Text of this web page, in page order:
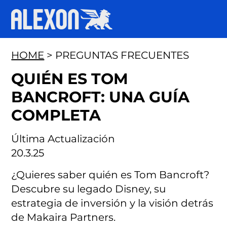
Última Actualización
20.3.25
HOME > PREGUNTAS FRECUENTES
QUIÉN ES TOM
BANCROFT: UNA GUÍA
COMPLETA
¿Quieres saber quién es Tom Bancroft?
Descubre su legado Disney, su
estrategia de inversión y la visión detrás
de Makaira Partners.